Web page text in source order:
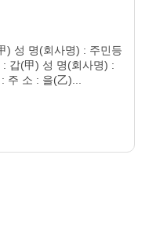
) 성 명(회사명) : 주민등
갑(甲) 성 명(회사명) :
주 소 : 을(乙)...